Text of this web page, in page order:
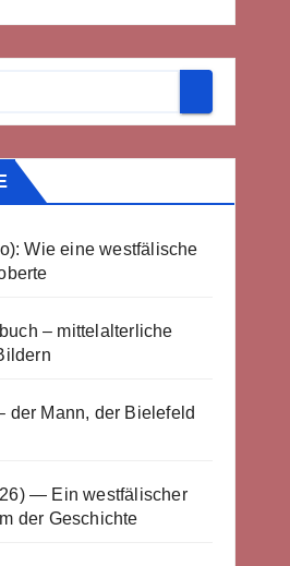
Wie eine westfälische
– mittelalterliche
der Mann, der Bielefeld
— Ein westfälischer
der Geschichte